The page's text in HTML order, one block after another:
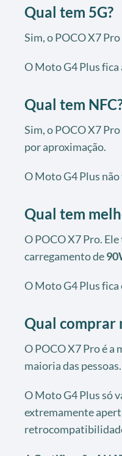
Qual tem 5G?
Sim, o POCO X7
O Moto G4 Plus fica
Qual tem
Sim, o POCO X7
por aproximação.
O Moto G4 Plus não
Qual tem
O POCO X7 Pro.
carregamento de
O Moto G4 Plus fica
Qual comprar
O POCO X7 Pro é a
maioria das pessoas.
O Moto G4 Plus só
extremamente